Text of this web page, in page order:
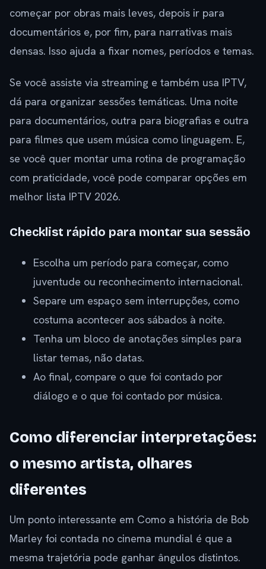
começar por obras mais leves, depois ir para
documentários e, por fim, para narrativas mais
densas. Isso ajuda a fixar nomes, períodos e temas.
Se você assiste via streaming e também usa IPTV,
dá para organizar sessões temáticas. Uma noite
para documentários, outra para biografias e outra
para filmes que usem música como linguagem. E,
se você quer montar uma rotina de programação
com praticidade, você pode comparar opções em
melhor lista IPTV 2026.
Checklist rápido para montar sua sessão
Escolha um período para começar, como
juventude ou reconhecimento internacional.
Separe um espaço sem interrupções, como
costuma acontecer aos sábados à noite.
Tenha um bloco de anotações simples para
listar temas, não datas.
Ao final, compare o que foi contado por
diálogo e o que foi contado por música.
Como diferenciar interpretações:
o mesmo artista, olhares
diferentes
Um ponto interessante em Como a história de Bob
Marley foi contada no cinema mundial é que a
mesma trajetória pode ganhar ângulos distintos.